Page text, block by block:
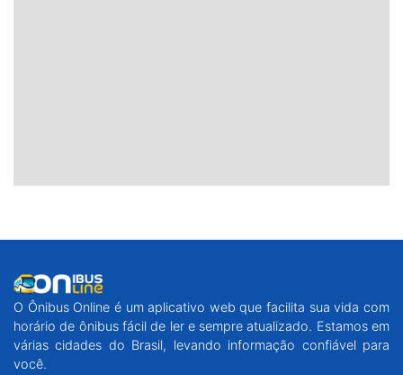
O Ônibus Online é um aplicativo web que facilita sua vida com
horário de ônibus fácil de ler e sempre atualizado. Estamos em
várias cidades do Brasil, levando informação confiável para
você.